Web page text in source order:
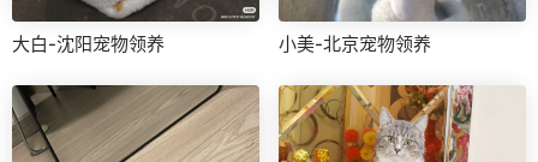
大白-沈阳宠物领养 小美-北京宠物领养